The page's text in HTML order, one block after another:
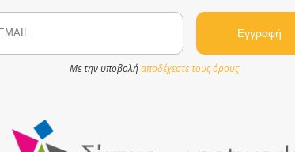
Name
Με την υποβολήαποδέχεστε τους όρους